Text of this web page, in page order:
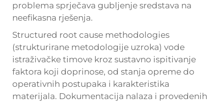
problema sprječava gubljenje sredstava na
neefikasna rješenja.
Structured root cause methodologies
(strukturirane metodologije uzroka) vode
istraživačke timove kroz sustavno ispitivanje
faktora koji doprinose, od stanja opreme do
operativnih postupaka i karakteristika
materijala. Dokumentacija nalaza i provedenih